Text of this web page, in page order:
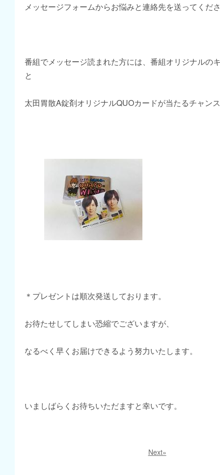
メッセージフォームからお悩みと連絡先を送ってくだ
番組でメッセージ読まれた方には、番組オリジナルの
と
太田胃散A錠剤オリジナルQUOカードが当たるチャン
＊プレゼントは順次発送しております。
お待たせしてしまい恐縮でございますが、
なるべく早くお届けできるよう努力いたします。
いましばらくお待ちいただますと幸いです。
Next»